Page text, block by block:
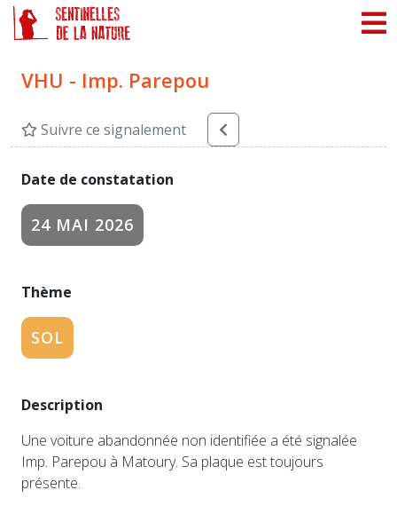
VHU - Imp. Parepou
Suivre ce signalement
Date de constatation
24 MAI 2026
Thème
SOL
Description
Une voiture abandonnée non identifiée a été signalée
Imp. Parepou à Matoury. Sa plaque est toujours
présente.
Panneau de gestion des cookies